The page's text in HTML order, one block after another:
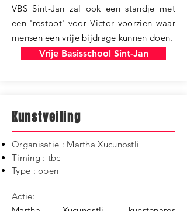
VBS Sint-Jan zal ook een standje met
een 'rostpot' voor Victor voorzien waar
mensen een vrije bijdrage kunnen doen.
Vrije Basisschool Sint-Jan
Kunstveiling
Organisatie : Martha Xucunostli
Timing : tbc
Type : open
Actie: